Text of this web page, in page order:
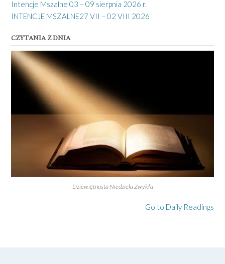
Intencje Mszalne 03 – 09 sierpnia 2026 r.
INTENCJE MSZALNE27 VII – 02 VIII 2026
CZYTANIA Z DNIA
Dziewiętnasta Niedziela Zwykła
Go to Daily Readings